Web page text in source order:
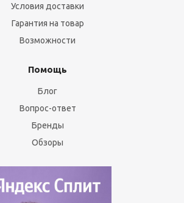
Условия доставки
Гарантия на товар
Возможности
Помощь
Блог
Вопрос-ответ
Бренды
Обзоры